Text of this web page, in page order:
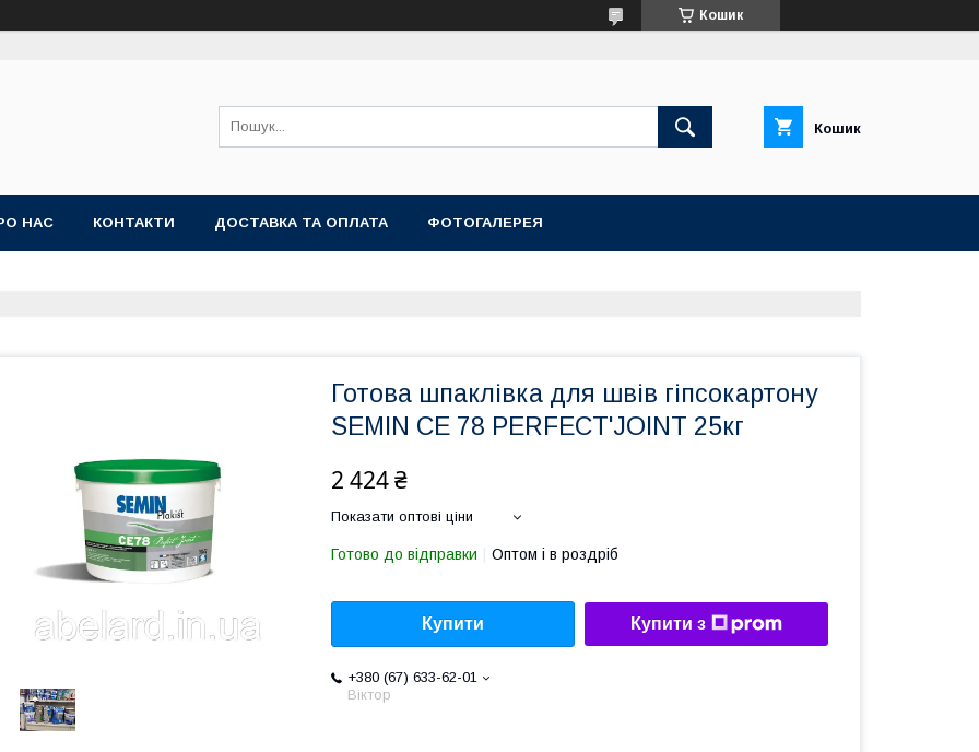
Кошик
Кошик
НАС КОНТАКТИ ДОСТАВКА ТА ОПЛАТА ФОТОГАЛЕРЕЯ
Готова шпаклівка для швів гіпсокартону
SEMIN CE 78 PERFECT'JOINT 25кг
2 424 ₴
Показати оптові ціни
Готово до відправки Оптом і в роздріб
Купити Купити з
+380 (67) 633-62-01
Віктор